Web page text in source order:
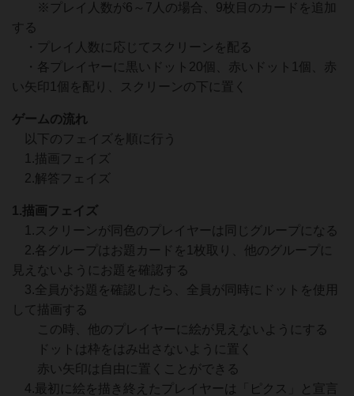
※プレイ人数が6～7人の場合、9枚目のカードを追加
する
・プレイ人数に応じてスクリーンを配る
・各プレイヤーに黒いドット20個、赤いドット1個、赤
い矢印1個を配り、スクリーンの下に置く
ゲームの流れ
以下のフェイズを順に行う
1.描画フェイズ
2.解答フェイズ
1.描画フェイズ
1.スクリーンが同色のプレイヤーは同じグループになる
2.各グループはお題カードを1枚取り、他のグループに
見えないようにお題を確認する
3.全員がお題を確認したら、全員が同時にドットを使用
して描画する
この時、他のプレイヤーに絵が見えないようにする
ドットは枠をはみ出さないように置く
赤い矢印は自由に置くことができる
4.最初に絵を描き終えたプレイヤーは「ピクス」と宣言